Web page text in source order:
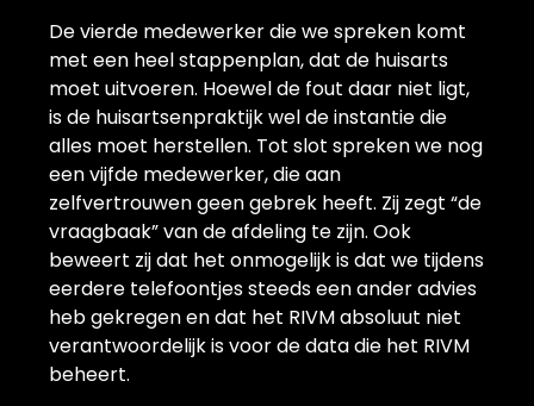
De vierde medewerker die we spreken komt
met een heel stappenplan, dat de huisarts
moet uitvoeren. Hoewel de fout daar niet ligt,
is de huisartsenpraktijk wel de instantie die
alles moet herstellen. Tot slot spreken we nog
een vijfde medewerker, die aan
zelfvertrouwen geen gebrek heeft. Zij zegt “de
vraagbaak” van de afdeling te zijn. Ook
beweert zij dat het onmogelijk is dat we tijdens
eerdere telefoontjes steeds een ander advies
heb gekregen en dat het RIVM absoluut niet
verantwoordelijk is voor de data die het RIVM
beheert.